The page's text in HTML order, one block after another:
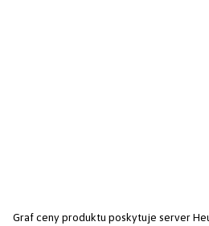
Graf ceny produktu poskytuje server